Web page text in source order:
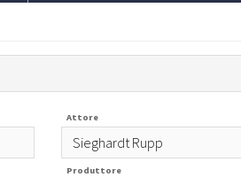
Attore
Produttore